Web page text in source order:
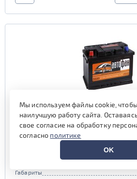
Аккумулятор АВТОФАН
Габариты
Мы используем файлы cookie,
наилучшую работу сайта.
свое согласие на обработку
согласно политике
OK